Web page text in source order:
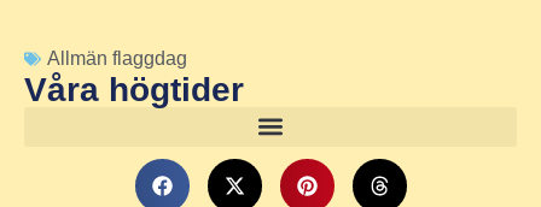
Allmän flaggdag
Våra högtider